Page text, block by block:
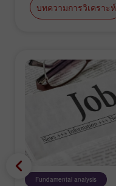
บทความการวิเคราะห์
Fundamental analysis